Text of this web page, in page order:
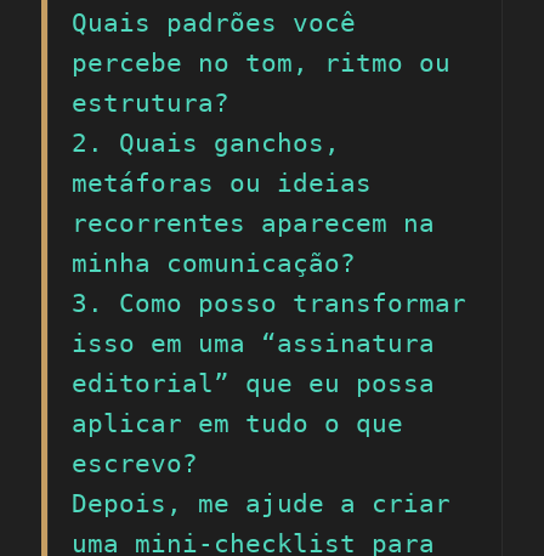
Quais padrões você
percebe no tom, ritmo ou
estrutura?
2. Quais ganchos,
metáforas ou ideias
recorrentes aparecem na
minha comunicação?
3. Como posso transformar
isso em uma “assinatura
editorial” que eu possa
aplicar em tudo o que
escrevo?
Depois, me ajude a criar
uma mini-checklist para